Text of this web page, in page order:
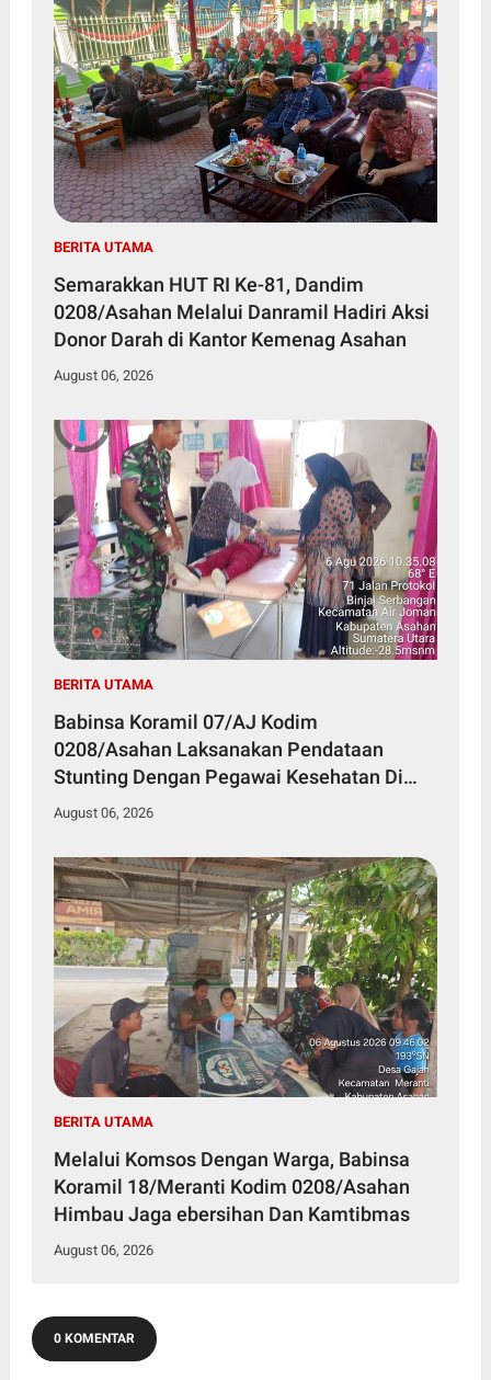
BERITA UTAMA
Semarakkan HUT RI Ke-81, Dandim
0208/Asahan Melalui Danramil Hadiri Aksi
Donor Darah di Kantor Kemenag Asahan
August 06, 2026
BERITA UTAMA
Babinsa Koramil 07/AJ Kodim
0208/Asahan Laksanakan Pendataan
Stunting Dengan Pegawai Kesehatan Di
Puskesmas
August 06, 2026
BERITA UTAMA
Melalui Komsos Dengan Warga, Babinsa
Koramil 18/Meranti Kodim 0208/Asahan
Himbau Jaga ebersihan Dan Kamtibmas
August 06, 2026
0 KOMENTAR